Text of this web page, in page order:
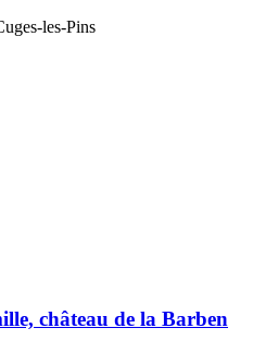
les-Pins
château de la Barben